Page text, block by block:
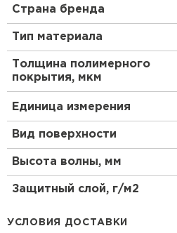
Страна бренда
Тип материала
Толщина полимерного
покрытия, мкм
Единица измерения
Вид поверхности
Высота волны, мм
Защитный слой, г/м2
УСЛОВИЯ ДОСТАВКИ